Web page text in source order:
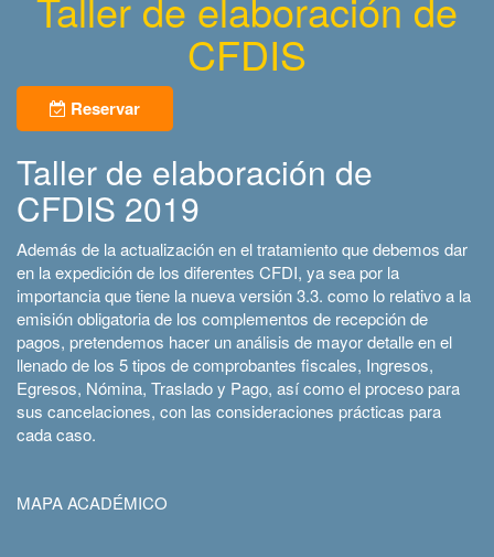
CFDIS
Reservar
Taller de elaboración de
CFDIS 2019
Además de la actualización en el tratamiento que debemos dar
en la expedición de los diferentes CFDI, ya sea por la
importancia que tiene la nueva versión 3.3. como lo relativo a la
emisión obligatoria de los complementos de recepción de
pagos, pretendemos hacer un análisis de mayor detalle en el
llenado de los 5 tipos de comprobantes fiscales, Ingresos,
Egresos, Nómina, Traslado y Pago, así como el proceso para
sus cancelaciones, con las consideraciones prácticas para
cada caso.
MAPA ACADÉMICO